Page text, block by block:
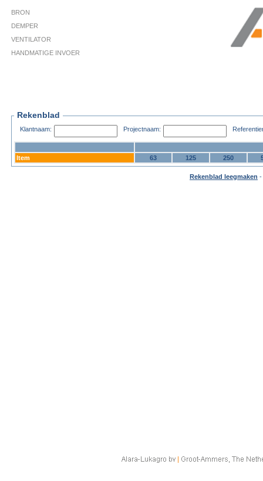
BRON
DEMPER
VENTILATOR
HANDMATIGE INVOER
Rekenblad
Klantnaam: Projectnaam:
Item 63 125 250
Rekenblad leegmaken -